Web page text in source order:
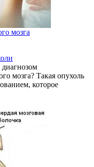
мозга
мозга? Такая опухоль
которое